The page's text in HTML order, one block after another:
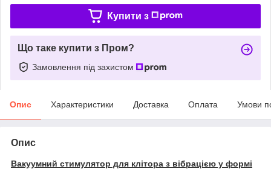
Купити з
Що таке купити з Пром?
Замовлення під захистом
Опис Характеристики Доставка Оплата Умови
Опис
Вакуумний стимулятор для клітора з вібрацією у формі